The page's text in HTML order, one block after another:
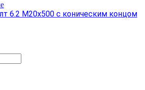
6.2 М20х500 с коническим концом